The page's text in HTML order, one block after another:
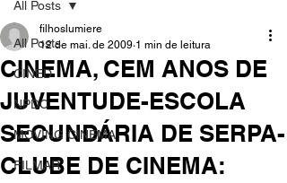
All Posts
CINED
NPDC
MOVING CINEMA
FILMAR
All Posts
CINEMA, CEM ANOS DE
JUVENTUDE-ESCOLA
SECUNDÁRIA DE SERPA-
CLUBE DE CINEMA:
filhoslumiere
12 de mai. de 2009 1 min de leitura